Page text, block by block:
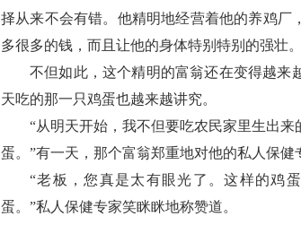
择从来不会有错。他精明地经营着他的养鸡厂
多很多的钱，而且让他的身体特别特别的强壮。
不但如此，这个精明的富翁还在变得越来
天吃的那一只鸡蛋也越来越讲究。
“从明天开始，我不但要吃农民家里生出
蛋。”有一天，那个富翁郑重地对他的私人保健
“老板，您真是太有眼光了。这样的鸡
蛋。”私人保健专家笑眯眯地称赞道。